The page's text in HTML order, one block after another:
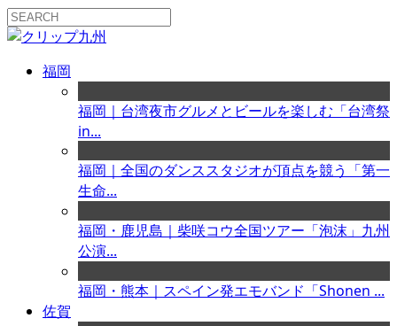
福岡
福岡｜台湾夜市グルメとビールを楽しむ「台湾祭
in...
福岡｜全国のダンススタジオが頂点を競う「第一
生命...
福岡・鹿児島｜柴咲コウ全国ツアー「泡沫」九州
公演...
福岡・熊本｜スペイン発エモバンド「Shonen ...
佐賀